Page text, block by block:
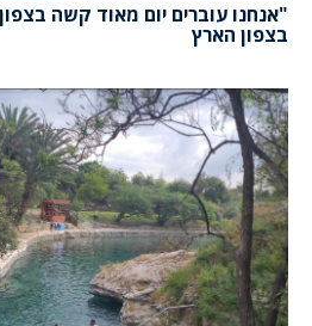
"אנחנו עוברים יום מאוד קשה
בצפון הארץ